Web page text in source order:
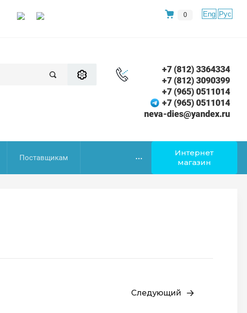
0 Eng Рус
+7 (812) 3364334
+7 (812) 3090399
+7 (965) 0511014
+7 (965) 0511014
neva-dies@yandex.ru
Поставщикам ...
Интернет
магазин
Следующий